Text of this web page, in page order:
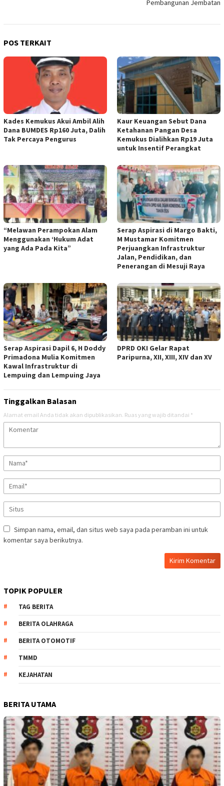
Pembangunan Jembatan
POS TERKAIT
Kades Kemukus Akui Ambil Alih
Dana BUMDES Rp160 Juta, Dalih
Tak Percaya Pengurus
Kaur Keuangan Sebut Dana
Ketahanan Pangan Desa
Kemukus Dialihkan Rp19 Juta
untuk Insentif Perangkat
“Melawan Perampokan Alam
Menggunakan ‘Hukum Adat
yang Ada Pada Kita”
Serap Aspirasi di Margo Bakti,
M Mustamar Komitmen
Perjuangkan Infrastruktur
Jalan, Pendidikan, dan
Penerangan di Mesuji Raya
Serap Aspirasi Dapil 6, H Doddy
Primadona Mulia Komitmen
Kawal Infrastruktur di
Lempuing dan Lempuing Jaya
DPRD OKI Gelar Rapat
Paripurna, XII, XIII, XIV dan XV
Tinggalkan Balasan
Alamat email Anda tidak akan dipublikasikan. Ruas yang wajib ditandai *
Simpan nama, email, dan situs web saya pada peramban ini untuk
komentar saya berikutnya.
TOPIK POPULER
TAG BERITA
BERITA OLAHRAGA
BERITA OTOMOTIF
TMMD
KEJAHATAN
BERITA UTAMA